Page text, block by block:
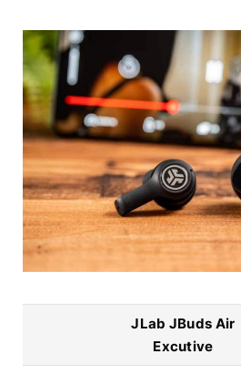
JLab JBuds Air
Excutive